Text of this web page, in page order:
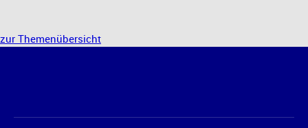
zur Themenübersicht